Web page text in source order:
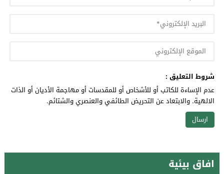
شروط التعليق :
عدم الإساءة للكاتب أو للأشخاص أو للمقدسات أو مهاجمة الأديان أو الذات
الالهية. والابتعاد عن التحريض الطائفي والعنصري والشتائم.
افاق بيئية